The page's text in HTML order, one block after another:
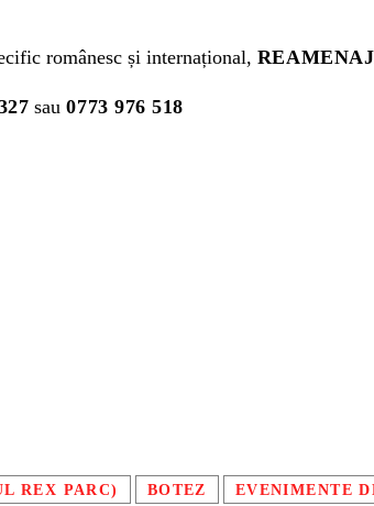
românesc și internațional,
sau0773 976 518
REX PARC) BOTEZ EVENIMENTE